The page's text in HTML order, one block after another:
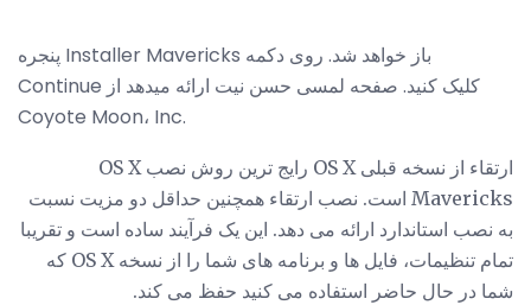
پنجره Installer Mavericks باز خواهد شد. روی دکمه
Continue کلیک کنید. صفحه لمسی حسن نیت ارائه میدهد از
Coyote Moon، Inc.
ارتقاء از نسخه قبلی OS X رایج ترین روش نصب OS X
Mavericks است. نصب ارتقاء همچنین حداقل دو مزیت نسبت
به نصب استاندارد ارائه می دهد. این یک فرآیند ساده است و تقریبا
تمام تنظیمات، فایل ها و برنامه های شما را از نسخه OS X که
شما در حال حاضر استفاده می کنید حفظ می کند.